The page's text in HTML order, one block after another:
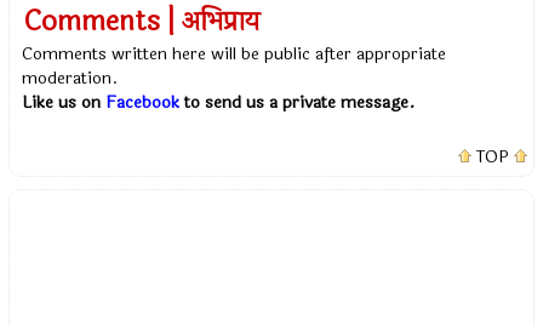
Comments | अभिप्राय
Comments written here will be public after appropriate
moderation.
Like us on Facebookto send us a private message.
TOP